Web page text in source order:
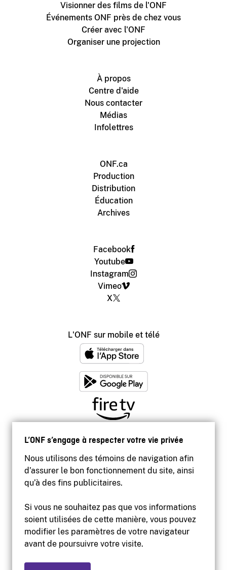
L’ONF s’engage à respecter votre vie privée
Nous utilisons des témoins de navigation afin
d’assurer le bon fonctionnement du site, ainsi
qu’à des fins publicitaires.
Si vous ne souhaitez pas que vos informations
soient utilisées de cette manière, vous pouvez
modifier les paramètres de votre navigateur
avant de poursuivre votre visite.
Visionner des films de l'ONF
Événements ONF près de chez vous
Créer avec l'ONF
Organiser une projection
À propos
Centre d'aide
Nous contacter
Médias
Infolettres
ONF.ca
Production
Distribution
Éducation
Archives
Facebook
Youtube
Instagram
Vimeo
X
L'ONF sur mobile et télé
Accessibilité
Site institutionnel